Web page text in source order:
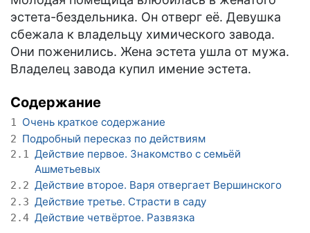
эстета-бездельника. Он отверг её. Девушка
сбежала к владельцу химического завода.
Они поженились. Жена эстета ушла от мужа.
Владелец завода купил имение эстета.
Содержание
1 Очень краткое содержание
2 Подробный пересказ по действиям
2.1 Действие первое. Знакомство с семьёй
Ашметьевых
2.2 Действие второе. Варя отвергает Вершинского
2.3 Действие третье. Страсти в саду
2.4 Действие четвёртое. Развязка